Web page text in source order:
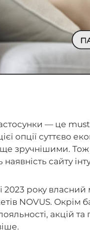
— це
опції суттєво
зручнішими.
сайту
2023 року
NOVUS. Окрім
акцій